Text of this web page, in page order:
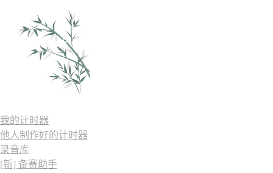
我的计时器
他人制作好的计时器
录音库
[新] 备赛助手